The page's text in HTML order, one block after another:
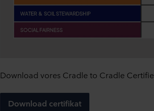
Download vores Cradle to Cradle
Download certifikat